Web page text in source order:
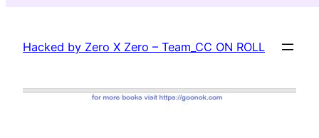
content
Hacked by Zero X Zero – Team_CC ON ROLL